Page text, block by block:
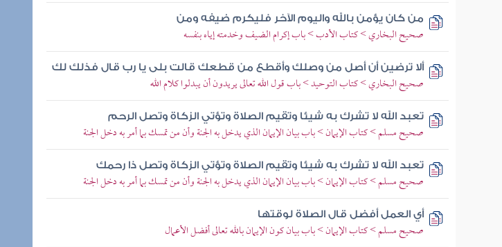
من كان يؤمن بالله واليوم الآخر فليكرم ضيفه ومن
صحيح البخاري > كتاب الأدب > باب إكرام الضيف وخدمته إياه بنفسه
ألا ترضين أن أصل من وصلك وأقطع من قطعك قالت بلى يا رب قال فذلك لك
صحيح البخاري > كتاب التوحيد > باب قول الله تعالى يريدون أن يبدلوا كلام الله
تعبد الله لا تشرك به شيئا وتقيم الصلاة وتؤتي الزكاة وتصل الرحم
صحيح مسلم > كتاب الإيمان > باب بيان الإيمان الذي يدخل به الجنة وأن من تمسك بما أمر به دخل الجنة
تعبد الله لا تشرك به شيئا وتقيم الصلاة وتؤتي الزكاة وتصل ذا رحمك
صحيح مسلم > كتاب الإيمان > باب بيان الإيمان الذي يدخل به الجنة وأن من تمسك بما أمر به دخل الجنة
أي العمل أفضل قال الصلاة لوقتها
صحيح مسلم > كتاب الإيمان > باب بيان كون الإيمان بالله تعالى أفضل الأعمال